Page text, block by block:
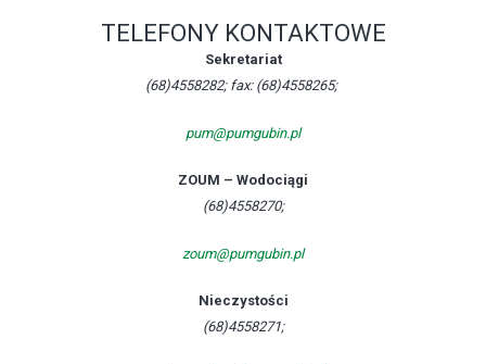
TELEFONY KONTAKTOWE
Sekretariat
(68)4558282; fax: (68)4558265;
pum@pumgubin.pl
ZOUM – Wodociągi
(68)4558270;
zoum@pumgubin.pl
Nieczystości
(68)4558271;